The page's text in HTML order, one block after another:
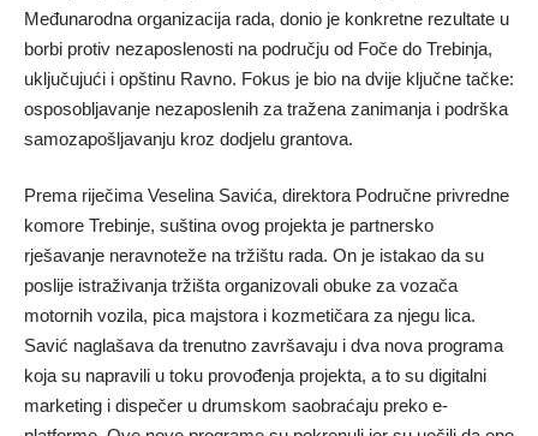
Međunarodna organizacija rada, donio je konkretne rezultate u
borbi protiv nezaposlenosti na području od Foče do Trebinja,
uključujući i opštinu Ravno. Fokus je bio na dvije ključne tačke:
osposobljavanje nezaposlenih za tražena zanimanja i podrška
samozapošljavanju kroz dodjelu grantova.
Prema riječima Veselina Savića, direktora Područne privredne
komore Trebinje, suština ovog projekta je partnersko
rješavanje neravnoteže na tržištu rada. On je istakao da su
poslije istraživanja tržišta organizovali obuke za vozača
motornih vozila, pica majstora i kozmetičara za njegu lica.
Savić naglašava da trenutno završavaju i dva nova programa
koja su napravili u toku provođenja projekta, a to su digitalni
marketing i dispečer u drumskom saobraćaju preko e-